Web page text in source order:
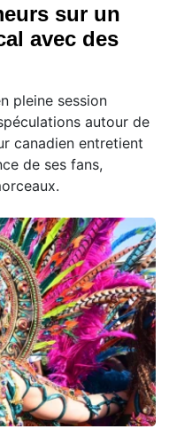
sur un
avec des
pleine session
autour de
canadien entretient
de ses fans,